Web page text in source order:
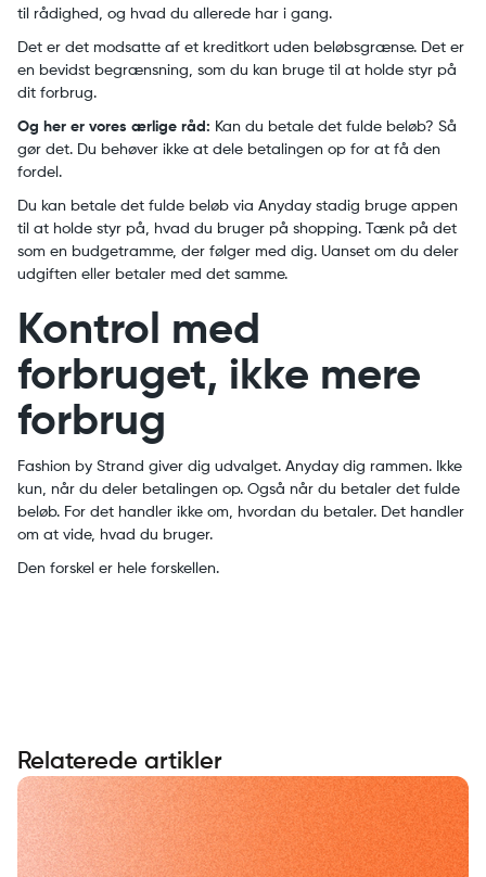
til rådighed, og hvad du allerede har i gang.
Det er det modsatte af et kreditkort uden beløbsgrænse. Det er
en bevidst begrænsning, som du kan bruge til at holde styr på
dit forbrug.
Og her er vores ærlige råd: Kan du betale det fulde beløb? Så
gør det. Du behøver ikke at dele betalingen op for at få den
fordel.
Du kan betale det fulde beløb via Anyday stadig bruge appen
til at holde styr på, hvad du bruger på shopping. Tænk på det
som en budgetramme, der følger med dig. Uanset om du deler
udgiften eller betaler med det samme.
Kontrol med
forbruget, ikke mere
forbrug
Fashion by Strand giver dig udvalget. Anyday dig rammen. Ikke
kun, når du deler betalingen op. Også når du betaler det fulde
beløb. For det handler ikke om, hvordan du betaler. Det handler
om at vide, hvad du bruger.
Den forskel er hele forskellen.
Relaterede artikler